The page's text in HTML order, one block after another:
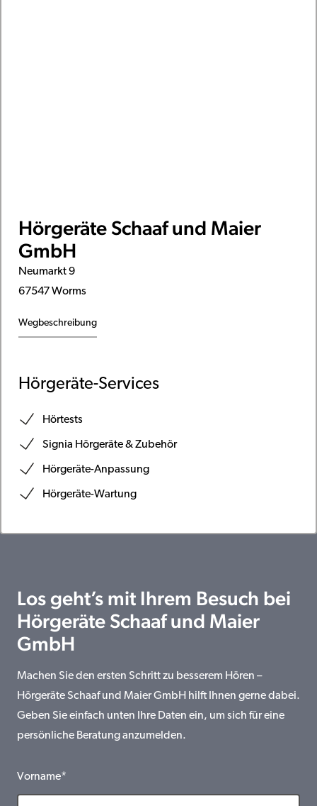
Hörgeräte Schaaf und Maier
GmbH
Neumarkt 9
67547 Worms
Wegbeschreibung
Hörgeräte-Services
Hörtests
Signia Hörgeräte & Zubehör
Hörgeräte-Anpassung
Hörgeräte-Wartung
Los geht’s mit Ihrem Besuch bei
Hörgeräte Schaaf und Maier
GmbH
Machen Sie den ersten Schritt zu besserem Hören –
Hörgeräte Schaaf und Maier GmbH hilft Ihnen gerne dabei.
Geben Sie einfach unten Ihre Daten ein, um sich für eine
persönliche Beratung anzumelden.
Vorname*